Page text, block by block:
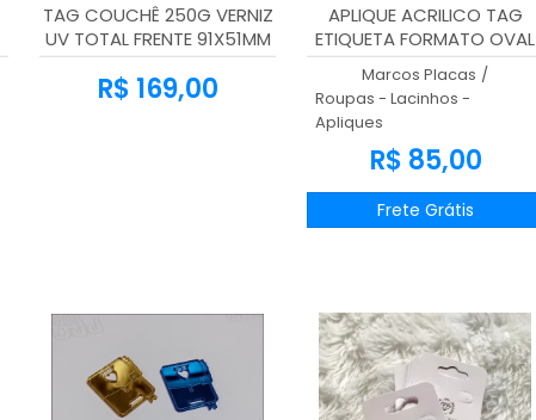
TAG COUCHÊ 250G VERNIZ
UV TOTAL FRENTE 91X51MM
- 4X1 - 1000unid
R$ 169,00
APLIQUE ACRILICO TAG
ETIQUETA FORMATO OVAL
3,00 cms x 1,0 cms 100
Unidades
Marcos Placas /
Roupas - Lacinhos -
Apliques
R$ 85,00
Frete Grátis